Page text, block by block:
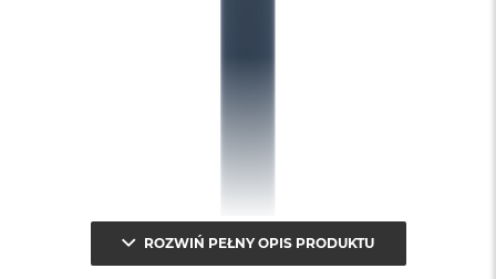
ROZWIŃ PEŁNY OPIS PRODUKTU